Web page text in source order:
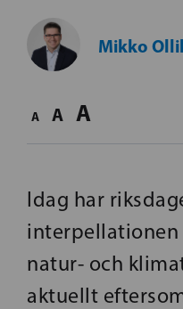
Mikko
A A A
Idag har
interpellationen
natur- och
aktuellt